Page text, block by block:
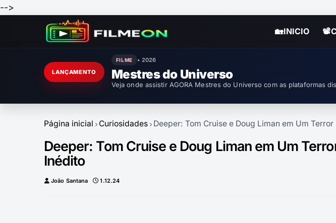
-->
🏡INICIO
LANÇAMENTO
FILME • 2026
Mestres do Universo
Veja onde assistir AGORA Mestres do Universo com as plataformas
Página inicial Curiosidades Deeper: Tom Cruise e Doug Liman em Um
Deeper: Tom Cruise e Doug Liman em Um
Inédito
João Santana 1.12.24